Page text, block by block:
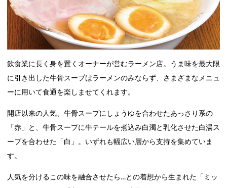
飲食業に長く身を置くオーナーが営むラーメン店。うま味を最大限
に引き出した牛骨スープはラーメンのみならず、さまざまなメニュ
ーに用いて食通を楽しませてくれます。
開店以来の人気、牛骨スープにしょうゆを合わせたあっさり系の
「赤」と、牛骨スープに牛テールを煮込み白濁と乳化させた白湯ス
ープを合わせた「白」。いずれも幅広い層から支持を集めていま
す。
人気を分けるこの味を融合させたら…との着想から生まれた「ミッ